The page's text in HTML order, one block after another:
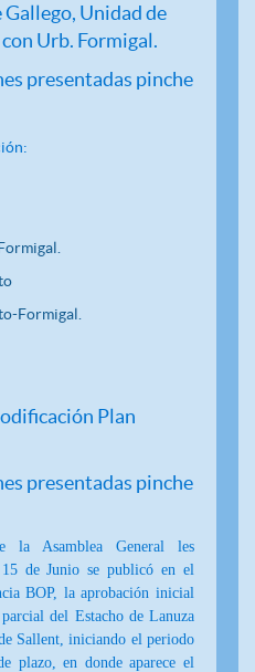
Gallego, Unidad de
Urb. Formigal.
presentadas pinche
Formigal.
Plan
presentadas pinche
la Asamblea General les
de Junio se publicó en el
BOP, la aprobación inicial
del Estacho de Lanuza
Sallent, iniciando el periodo
plazo, en donde aparece el